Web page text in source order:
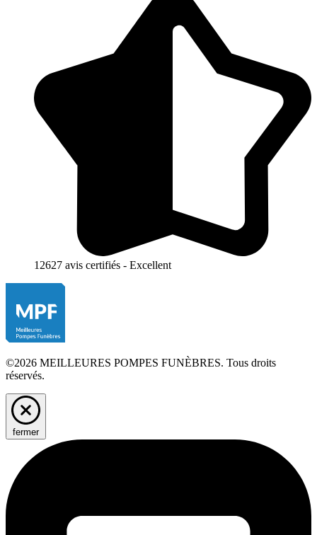
12627 avis certifiés - Excellent
©2026 MEILLEURES POMPES FUNÈBRES. Tous droits
réservés.
fermer